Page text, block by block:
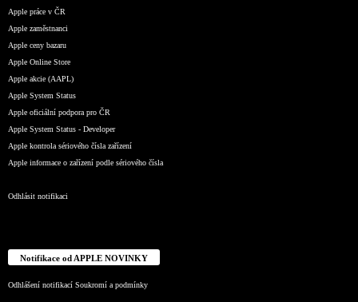
Apple práce v ČR
Apple zaměstnanci
Apple ceny bazaru
Apple Online Store
Apple akcie (AAPL)
Apple System Status
Apple oficiální podpora pro ČR
Apple System Status - Developer
Apple kontrola sériového čísla zařízení
Apple informace o zařízení podle sériového čísla
Odhlásit notifikaci
Notifikace od APPLE NOVINKY
Odhlášení notifikací Soukromí a podmínky